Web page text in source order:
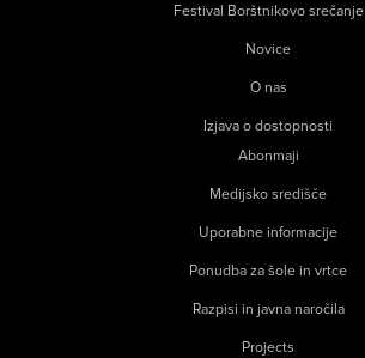
Festival Borštnikovo srečanje
Novice
O nas
Izjava o dostopnosti
Abonmaji
Medijsko središče
Uporabne informacije
Ponudba za šole in vrtce
Razpisi in javna naročila
Projects